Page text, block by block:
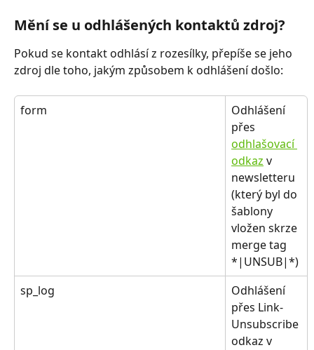
Mění se u odhlášených kontaktů zdroj?
Pokud se kontakt odhlásí z rozesílky, přepíše se jeho
zdroj dle toho, jakým způsobem k odhlášení došlo:
form
Odhlášení
přes
odhlašovací
odkaz v
newsletteru
(který byl do
šablony
vložen skrze
merge tag
*|UNSUB|*)
sp_log
Odhlášení
přes Link-
Unsubscribe
odkaz v